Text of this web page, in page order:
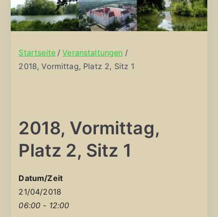
Startseite
Veranstaltungen
2018, Vormittag, Platz 2, Sitz 1
2018, Vormittag,
Platz 2, Sitz 1
Datum/Zeit
21/04/2018
06:00 - 12:00